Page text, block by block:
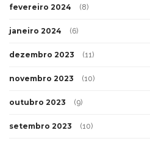
fevereiro 2024 (8)
janeiro 2024 (6)
dezembro 2023 (11)
novembro 2023 (10)
outubro 2023 (9)
setembro 2023 (10)